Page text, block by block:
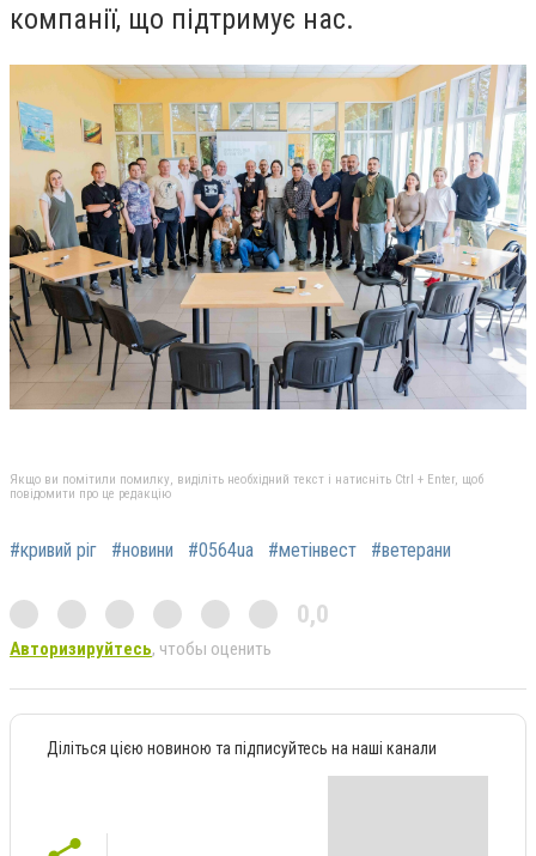
компанії, що підтримує нас.
Якщо ви помітили помилку, виділіть необхідний текст і натисніть Ctrl + Enter, щоб
повідомити про це редакцію
#кривий ріг #новини #0564ua #метінвест #ветерани
0,0
Авторизируйтесь, чтобы оценить
Діліться цією новиною та підписуйтесь на наші канали